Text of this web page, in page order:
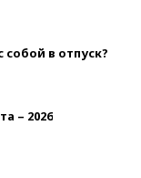
в отпуск?
– 2026